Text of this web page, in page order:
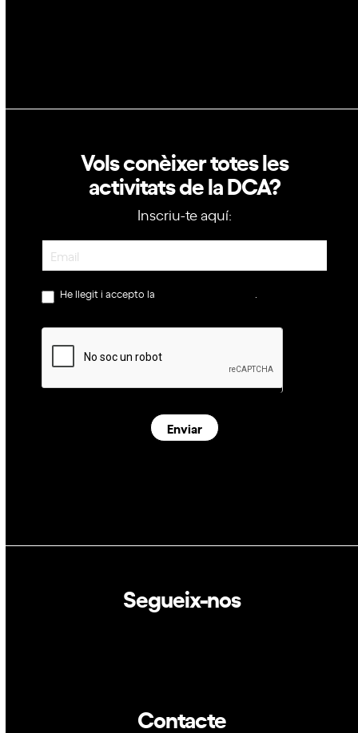
Vols conèixer totes les
activitats de la DCA?
Inscriu-te aquí:
Newsletter
He llegit i accepto la política de privacitat.
Enviar
Segueix-nos
Contacte